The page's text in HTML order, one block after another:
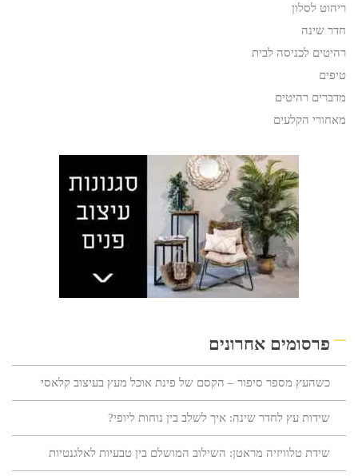
ריהוט לסלון
חדר שינה
רהיטים לכניסה לבית
טיפים
מדברים רהיטים
מאחורי הקלעים
פרסומים אחרונים
כשהעץ מספר סיפור – הקסם של פינת אוכל מעץ בעיצוב קלאסי
שידות עץ לחדר שינה: איך לשלב בין נוחות ליופי?
שידת טלוויזיה מראטן: השילוב המושלם בין טבעיות לאלגנטיות